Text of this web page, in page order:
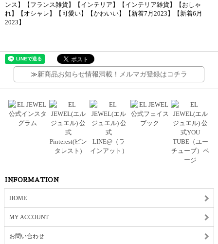
ンス】【フランス雑貨】【インテリア】【インテリア雑貨】【おしゃ
れ】【オシャレ】【可愛い】【かわいい】【新着7月2023】【新着6月
2023】
≫新商品お知らせ情報満載！メルマガ登録はコチラ
INFORMATION
HOME
MY ACCOUNT
お問い合わせ